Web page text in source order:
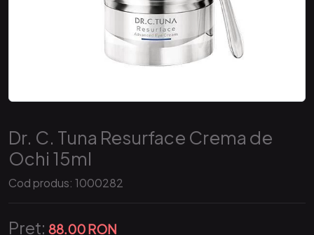
Dr. C. Tuna Resurface Crema de
Ochi 15ml
Cod produs: 1000282
Preț: 88.00 RON